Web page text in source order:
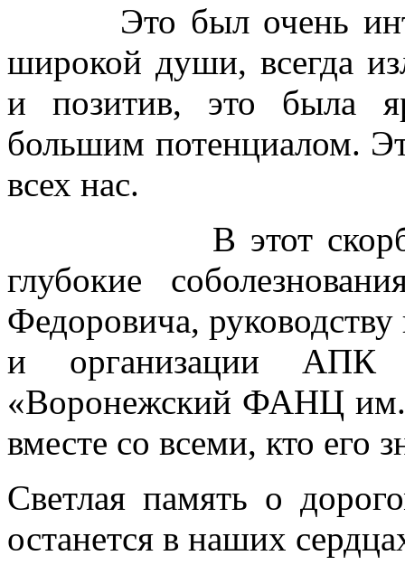
Это был очень
широкой души, всегда
и позитив, это была
большим потенциалом.
всех нас.
В этот скорбный
глубокие
Федоровича,
и организации
«Воронежский ФАНЦ
вместе со всеми, кто его
Светлая память о
останется в наших